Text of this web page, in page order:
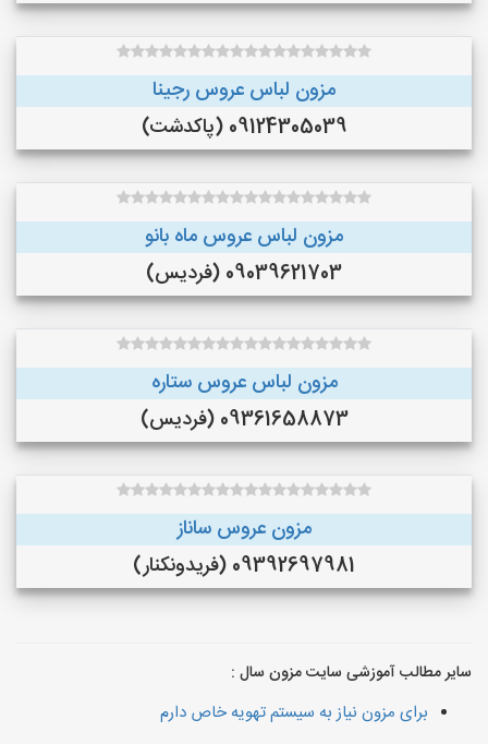
مزون لباس عروس رجینا
09124305039 (پاکدشت)
مزون لباس عروس ماه بانو
09039621703 (فردیس)
مزون لباس عروس ستاره
09361658873 (فردیس)
مزون عروس ساناز
09392697981 (فريدونكنار)
سایر مطالب آموزشی سایت مزون سال :
برای مزون نیاز به سیستم تهویه خاص دارم